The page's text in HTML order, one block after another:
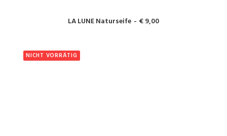
IN DEN WARENKORB
LA LUNE Naturseife €9,00
NICHT VORRÄTIG